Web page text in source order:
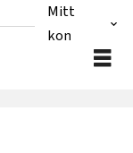
Mitt
konto